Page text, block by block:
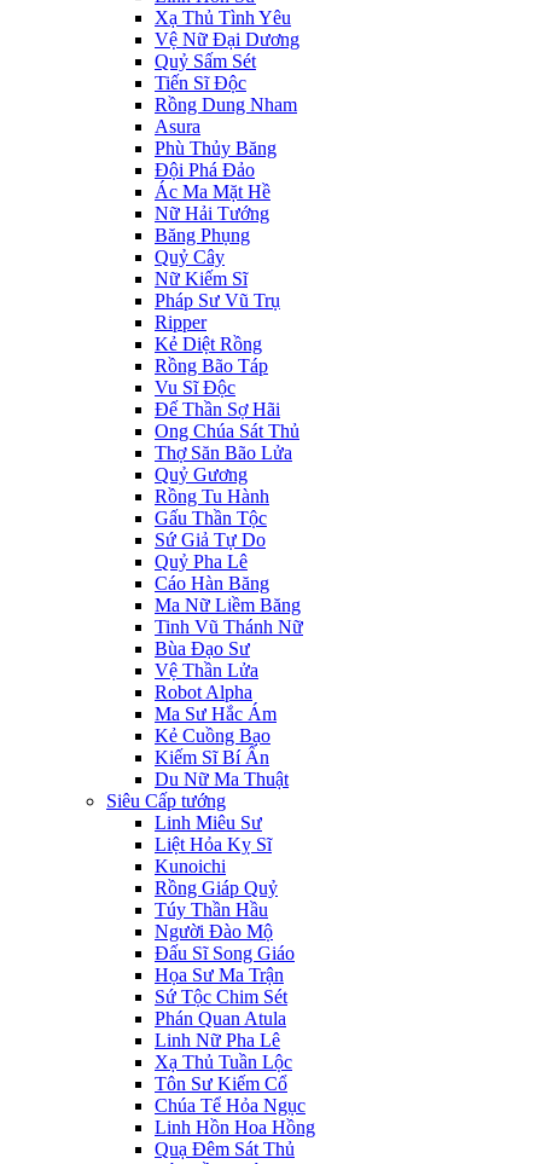
Xạ Thủ Tình Yêu
Vệ Nữ Đại Dương
Quỷ Sấm Sét
Tiến Sĩ Độc
Rồng Dung Nham
Asura
Phù Thủy Băng
Đội Phá Đảo
Ác Ma Mặt Hề
Nữ Hải Tướng
Băng Phụng
Quỷ Cây
Nữ Kiếm Sĩ
Pháp Sư Vũ Trụ
Ripper
Kẻ Diệt Rồng
Rồng Bão Táp
Vu Sĩ Độc
Đế Thần Sợ Hãi
Ong Chúa Sát Thủ
Thợ Săn Bão Lửa
Quỷ Gương
Rồng Tu Hành
Gấu Thần Tộc
Sứ Giả Tự Do
Quỷ Pha Lê
Cáo Hàn Băng
Ma Nữ Liềm Băng
Tinh Vũ Thánh Nữ
Bùa Đạo Sư
Vệ Thần Lửa
Robot Alpha
Ma Sư Hắc Ám
Kẻ Cuồng Bạo
Kiếm Sĩ Bí Ẩn
Du Nữ Ma Thuật
Siêu Cấp tướng
Linh Miêu Sư
Liệt Hỏa Kỵ Sĩ
Kunoichi
Rồng Giáp Quỷ
Túy Thần Hầu
Người Đào Mộ
Đấu Sĩ Song Giáo
Họa Sư Ma Trận
Sứ Tộc Chim Sét
Phán Quan Atula
Linh Nữ Pha Lê
Xạ Thủ Tuần Lộc
Tôn Sư Kiếm Cổ
Chúa Tể Hỏa Ngục
Linh Hồn Hoa Hồng
Quạ Đêm Sát Thủ